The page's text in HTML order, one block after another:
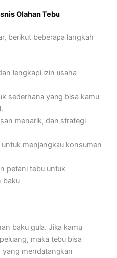
Olahan Tebu
berikut beberapa langkah
lengkapi izin usaha
sederhana yang bisa kamu
menarik, dan strategi
menjangkau konsumen
petani tebu untuk
baku
baku gula. Jika kamu
maka tebu bisa
yang mendatangkan